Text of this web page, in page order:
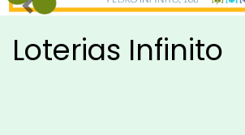
Imagen anterior
Loterias Infinito